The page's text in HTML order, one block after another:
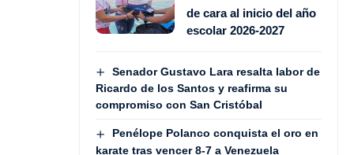
de cara al inicio del año
escolar 2026-2027
Senador Gustavo Lara resalta labor de
Ricardo de los Santos y reafirma su
compromiso con San Cristóbal
Penélope Polanco conquista el oro en
karate tras vencer 8-7 a Venezuela